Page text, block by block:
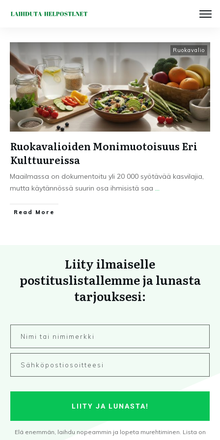
Ruokavalio
Ruokavalioiden Monimuotoisuus Eri
Kulttuureissa
Maailmassa on dokumentoitu yli 20 000 syötävää kasvilajia,
mutta käytännössä suurin osa ihmisistä saa ...
Read More
Liity ilmaiselle
postituslistallemme ja lunasta
tarjouksesi:
LIITY JA LUNASTA!
Elä enemmän, laihdu nopeammin ja lopeta murehtiminen. Lista on